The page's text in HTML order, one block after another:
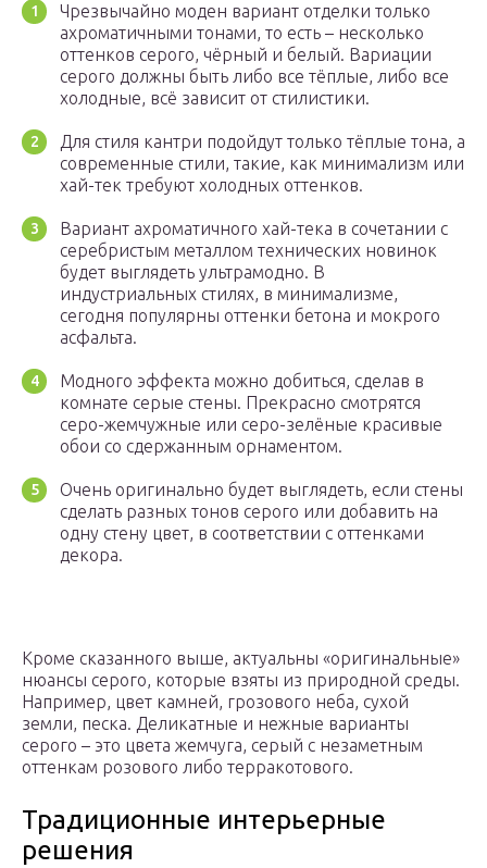
Чрезвычайно моден вариант отделки только
ахроматичными тонами, то есть – несколько
оттенков серого, чёрный и белый. Вариации
серого должны быть либо все тёплые, либо все
холодные, всё зависит от стилистики.
Для стиля кантри подойдут только тёплые тона, а
современные стили, такие, как минимализм или
хай-тек требуют холодных оттенков.
Вариант ахроматичного хай-тека в сочетании с
серебристым металлом технических новинок
будет выглядеть ультрамодно. В
индустриальных стилях, в минимализме,
сегодня популярны оттенки бетона и мокрого
асфальта.
Модного эффекта можно добиться, сделав в
комнате серые стены. Прекрасно смотрятся
серо-жемчужные или серо-зелёные красивые
обои со сдержанным орнаментом.
Очень оригинально будет выглядеть, если стены
сделать разных тонов серого или добавить на
одну стену цвет, в соответствии с оттенками
декора.
Кроме сказанного выше, актуальны «оригинальные»
нюансы серого, которые взяты из природной среды.
Например, цвет камней, грозового неба, сухой
земли, песка. Деликатные и нежные варианты
серого – это цвета жемчуга, серый с незаметным
оттенкам розового либо терракотового.
Традиционные интерьерные
решения